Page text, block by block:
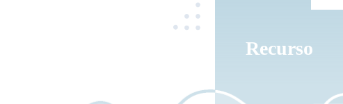
Recurso